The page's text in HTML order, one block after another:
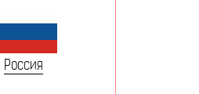
Россия